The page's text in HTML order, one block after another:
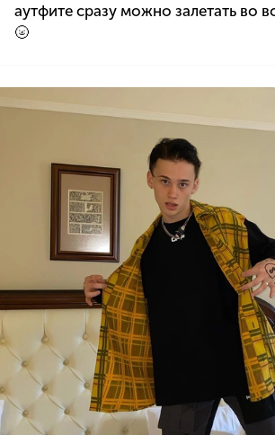
аутфите сразу можно залетать во
🌝